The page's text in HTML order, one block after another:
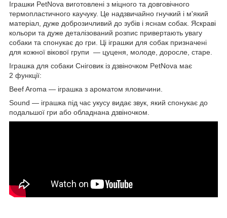
Іграшки PetNova виготовлені з міцного та довговічного
термопластичного каучуку. Це надзвичайно гнучкий і м'який
матеріал, дуже доброзичливий до зубів і яснам собак. Яскраві
кольори та дуже деталізований розпис привертають увагу
собаки та спонукає до гри. Ці іграшки для собак призначені
для кожної вікової групи — цуценя, молоде, доросле, старе.
Іграшка для собаки Сніговик із дзвіночком PetNova має
2 функції:
Beef Aroma — іграшка з ароматом яловичини.
Sound — іграшка під час укусу видає звук, який спонукає до
подальшої гри або обладнана дзвіночком.